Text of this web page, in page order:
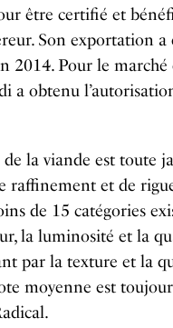
être certifié et
Son exportation a
2014. Pour le marché
a obtenu
la viande est toute
raffinement et de
de 15 catégories
la luminosité et la
par la texture et la
moyenne est